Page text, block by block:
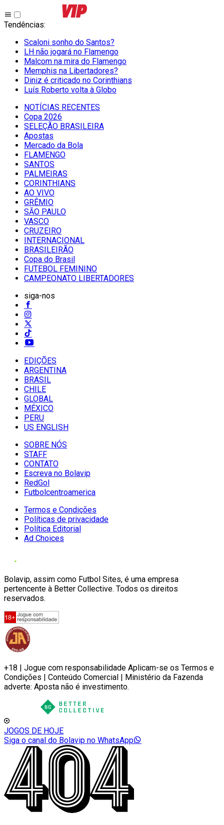
Tendências:
Scaloni sonho do Santos?
LH não jogará no Flamengo
Malcom na mira do Flamengo
Memphis na Libertadores?
Diniz é criticado no Corinthians
Luís Roberto volta à Globo
NOTÍCIAS RECENTES
Copa 2026
SELEÇÃO BRASILEIRA
Apostas
Mercado da Bola
FLAMENGO
SANTOS
PALMEIRAS
CORINTHIANS
AO VIVO
GRÊMIO
SĀO PAULO
VASCO
CRUZEIRO
INTERNACIONAL
BRASILEIRÃO
Copa do Brasil
FUTEBOL FEMININO
CAMPEONATO LIBERTADORES
siga-nos
EDIÇÕES
ARGENTINA
BRASIL
CHILE
GLOBAL
MÉXICO
PERU
US ENGLISH
SOBRE NÓS
STAFF
CONTATO
Escreva no Bolavip
RedGol
Futbolcentroamerica
Termos e Condições
Políticas de privacidade
Política Editorial
Ad Choices
Bolavip, assim como Futbol Sites, é uma empresa
pertencente à Better Collective. Todos os direitos
reservados.
+18 | Jogue com responsabilidade Aplicam-se os Termos e
Condições | Conteúdo Comercial | Ministério da Fazenda
adverte: Aposta não é investimento.
JOGOS DE HOJE
Siga o canal do Bolavip no WhatsApp